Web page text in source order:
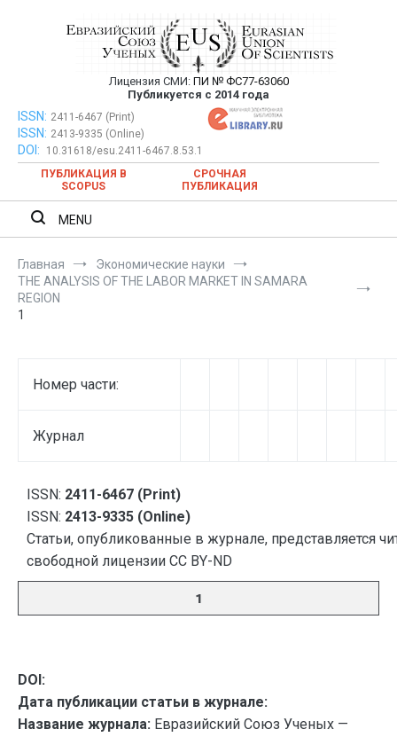
Евразийский Союз Ученых —
публикация научных статей в
ежемесячном научном журнале
Лицензия СМИ: ПИ № ФС77-63060
Публикуется с 2014 года
Евразийский Союз Ученых — публикация научных статей в
ежемесячном научном журнале
ISSN: 2411-6467 (Print)
ISSN: 2413-9335 (Online)
DOI:
10.31618/esu.2411-6467.8.53.1
ПУБЛИКАЦИЯ В
SCOPUS
СРОЧНАЯ
ПУБЛИКАЦИЯ
MENU
Главная
Экономические науки
THE ANALYSIS OF THE LABOR MARKET IN SAMARA
REGION
1
Номер части:
Журнал
ISSN: 2411-6467 (Print)
ISSN: 2413-9335 (Online)
Статьи, опубликованные в журнале, представляется
свободной лицензии CC BY-ND
1
DOI:
Дата публикации статьи в журнале:
Название журнала: Евразийский Союз Ученых —